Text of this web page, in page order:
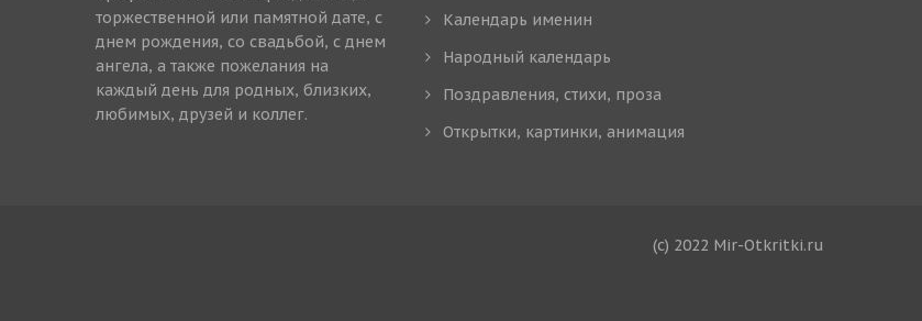
торжественной или памятной дате, с
днем рождения, со свадьбой, с днем
ангела, а также пожелания на
каждый день для родных, близких,
любимых, друзей и коллег.
Календарь именин
Народный календарь
Поздравления, стихи, проза
Открытки, картинки, анимация
(c) 2022 Mir-Otkritki.ru